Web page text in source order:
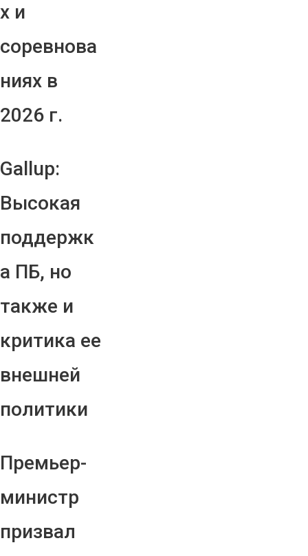
х и
соревнова
ниях в
2026 г.
Gallup:
Высокая
поддержк
а ПБ, но
также и
критика ее
внешней
политики
Премьер-
министр
призвал